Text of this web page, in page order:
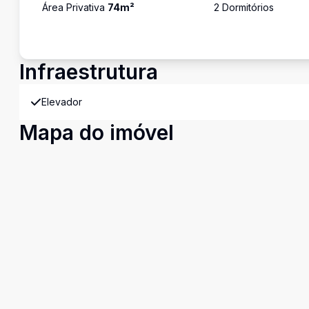
Área Privativa 74m² 2 Dormitórios
Infraestrutura
Elevador
Mapa do imóvel